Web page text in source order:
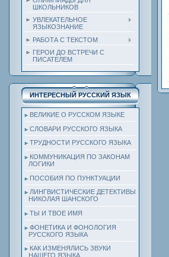
ШКОЛЬНИКОВ
УВЛЕКАТЕЛЬНОЕ
ЯЗЫКОЗНАНИЕ
РАБОТА С ТЕКСТОМ
ГЕРОИ ДО ВСТРЕЧИ С
ПИСАТЕЛЕМ
ИНТЕРЕСНЫЙ РУССКИЙ ЯЗЫК
ВЕЛИКИЕ О РУССКОМ ЯЗЫКЕ
СЛОВАРИ РУССКОГО ЯЗЫКА
ТРУДНОСТИ РУССКОГО ЯЗЫКА
КОММУНИКАЦИЯ ПО ЗАКОНАМ
ЛОГИКИ
ПОСОБИЯ ПО ПУНКТУАЦИИ
ЛИНГВИСТИЧЕСКИЕ ДЕТЕКТИВЫ
НИКОЛАЯ ШАНСКОГО
ТЫ И ТВОЕ ИМЯ
ФОНЕТИКА И ФОНОЛОГИЯ
РУССКОГО ЯЗЫКА
КАК ИЗМЕНЯЛИСЬ ЗВУКИ
НАШЕГО ЯЗЫКА